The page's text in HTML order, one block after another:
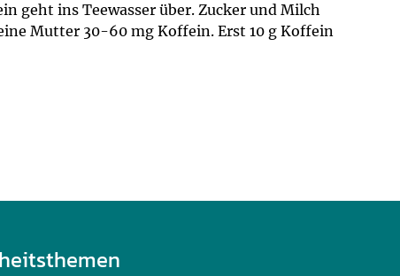
geht ins Teewasser über. Zucker und Milch
Mutter 30-60 mg Koffein. Erst 10 g Koffein